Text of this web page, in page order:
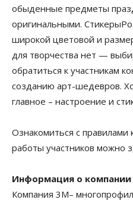
обыденные предметы
оригинальными.
широкой цветовой и
для творчества нет —
обратиться к участникам
созданию арт-шедевров.
главное – настроение и
Ознакомиться с правилами
работы участников можно
Информация о компании
Компания 3М–